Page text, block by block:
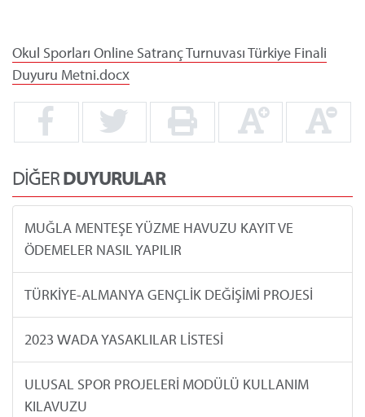
Okul Sporları Online Satranç Turnuvası Türkiye Finali
Duyuru Metni.docx
DİĞERDUYURULAR
MUĞLA MENTEŞE YÜZME HAVUZU KAYIT VE
ÖDEMELER NASIL YAPILIR
TÜRKİYE-ALMANYA GENÇLİK DEĞİŞİMİ PROJESİ
2023 WADA YASAKLILAR LİSTESİ
ULUSAL SPOR PROJELERİ MODÜLÜ KULLANIM
KILAVUZU